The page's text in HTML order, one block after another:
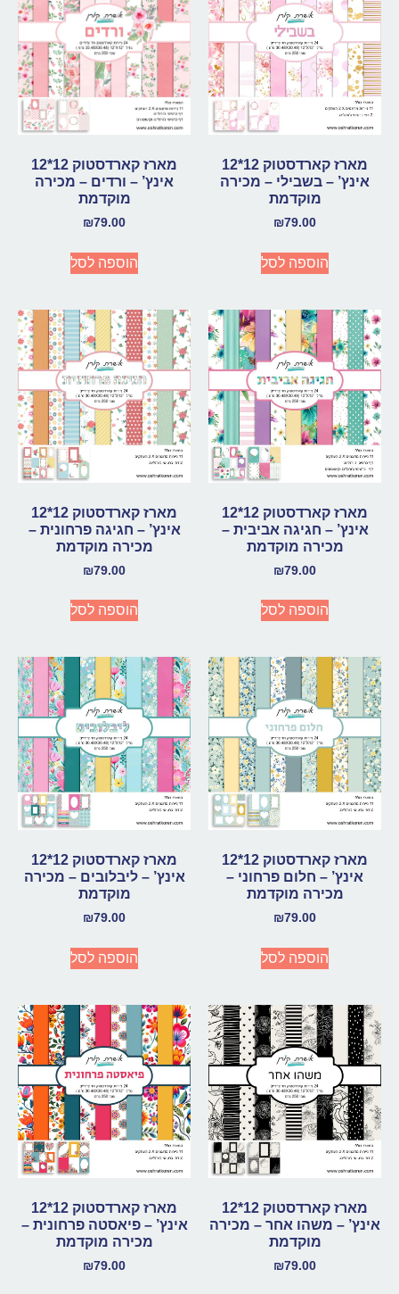
מארז קארדסטוק 12*12
אינץ’ – בשבילי – מכירה
מוקדמת
₪79.00
הוספה לסל
מארז קארדסטוק 12*12
אינץ’ – ורדים – מכירה
מוקדמת
₪79.00
הוספה לסל
מארז קארדסטוק 12*12
אינץ’ – חגיגה אביבית –
מכירה מוקדמת
₪79.00
הוספה לסל
מארז קארדסטוק 12*12
אינץ’ – חגיגה פרחונית –
מכירה מוקדמת
₪79.00
הוספה לסל
מארז קארדסטוק 12*12
אינץ’ – חלום פרחוני –
מכירה מוקדמת
₪79.00
הוספה לסל
מארז קארדסטוק 12*12
אינץ’ – ליבלובים – מכירה
מוקדמת
₪79.00
הוספה לסל
מארז קארדסטוק 12*12
אינץ’ – משהו אחר – מכירה
מוקדמת
₪79.00
מארז קארדסטוק 12*12
אינץ’ – פיאסטה פרחונית –
מכירה מוקדמת
₪79.00